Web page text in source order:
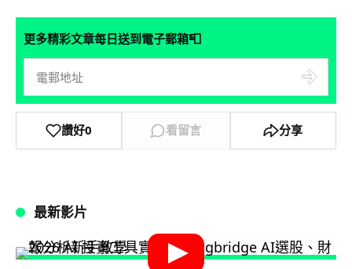
更多精彩文章每日送到電子郵箱📮
讚好0 看留言 分享
最新影片